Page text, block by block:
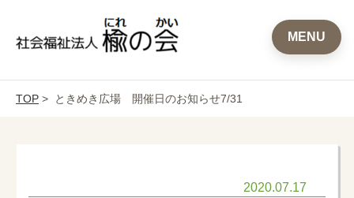
MENU
TOP > ときめき広場 開催日のお知らせ7/31
2020.07.17